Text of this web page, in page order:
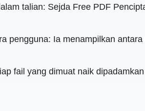
talian: Sejda Free PDF
pengguna: Ia menampilkan
fail yang dimuat naik